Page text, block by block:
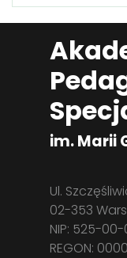
im. Marii
Ul.
02-353
NIP: 525-
REGON: